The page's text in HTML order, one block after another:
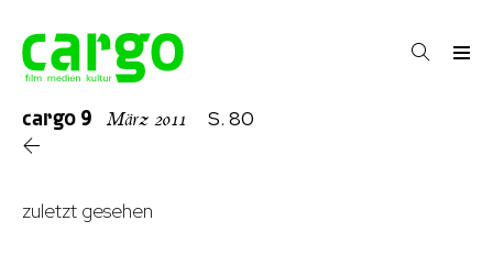
cargo 9 März 2011 S. 80
zuletzt gesehen